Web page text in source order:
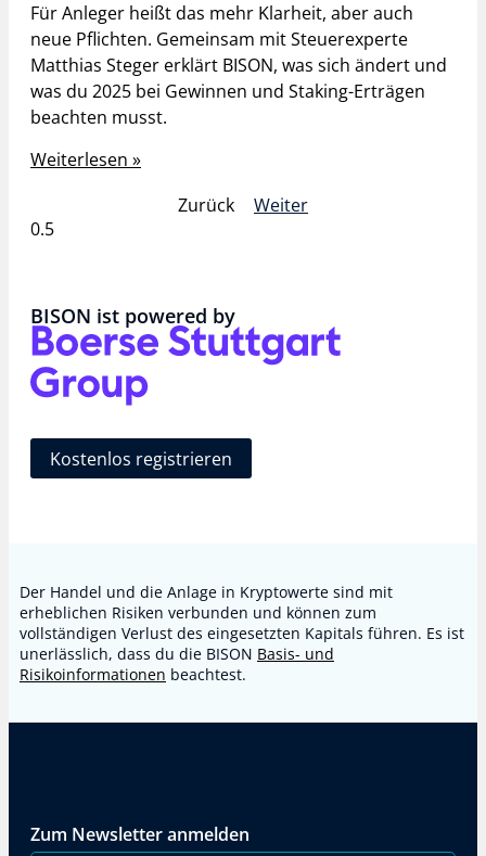
Für Anleger heißt das mehr Klarheit, aber auch
neue Pflichten. Gemeinsam mit Steuerexperte
Matthias Steger erklärt BISON, was sich ändert und
was du 2025 bei Gewinnen und Staking-Erträgen
beachten musst.
Weiterlesen »
Zurück
Weiter
BISON ist powered by​
Kostenlos registrieren
Der Handel und die Anlage in Kryptowerte sind mit
erheblichen Risiken verbunden und können zum
vollständigen Verlust des eingesetzten Kapitals führen. Es ist
unerlässlich, dass du die BISON Basis- und
Risikoinformationen beachtest.
Zum Newsletter anmelden